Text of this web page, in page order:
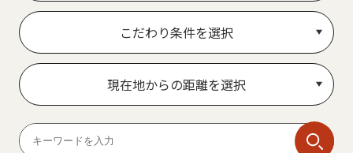
こだわり条件を選択
現在地からの距離を選択